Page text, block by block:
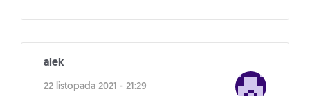
alek
22 listopada 2021 - 21:29